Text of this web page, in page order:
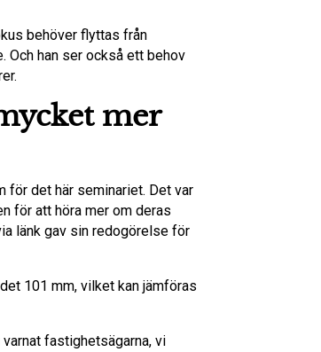
behöver flyttas från
Och han ser också ett behov
mer
för det här seminariet. Det var
för att höra mer om deras
länk gav sin redogörelse för
101 mm, vilket kan jämföras
fastighetsägarna, vi